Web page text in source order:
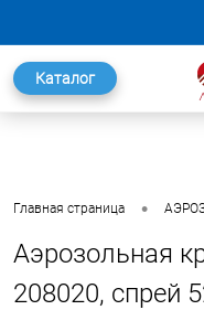
Каталог
Главная страница •
Аэрозольная
208020, спрей